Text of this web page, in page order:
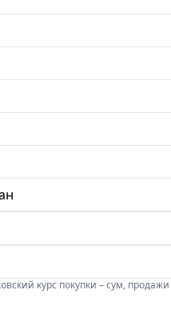
курс покупки – сум,